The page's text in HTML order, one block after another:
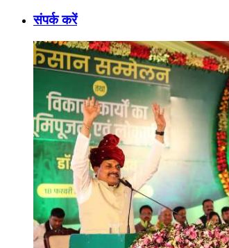
संपर्क करें